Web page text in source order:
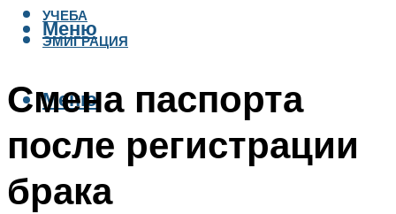
УЧЕБА
ЭМИГРАЦИЯ
Меню
Меню
Смена паспорта
после регистрации
брака